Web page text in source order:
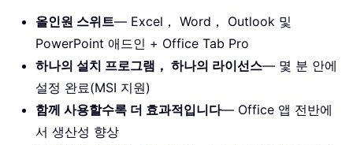
올인원 스위트— Excel， Word， Outlook 및
PowerPoint 애드인 + Office Tab Pro
하나의 설치 프로그램， 하나의 라이선스— 몇 분 안에
설정 완료(MSI 지원)
함께 사용할수록 더 효과적입니다— Office 앱 전반에
서 생산성 향상